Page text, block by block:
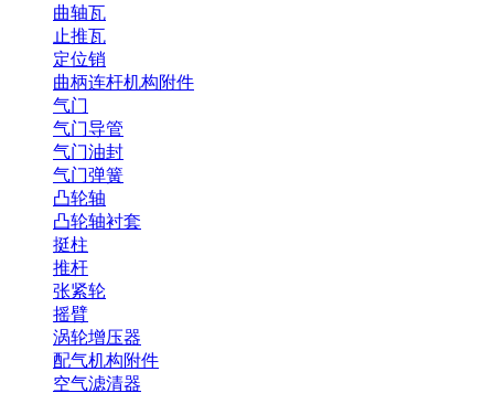
曲轴瓦
止推瓦
定位销
曲柄连杆机构附件
气门
气门导管
气门油封
气门弹簧
凸轮轴
凸轮轴衬套
挺柱
推杆
张紧轮
摇臂
涡轮增压器
配气机构附件
空气滤清器